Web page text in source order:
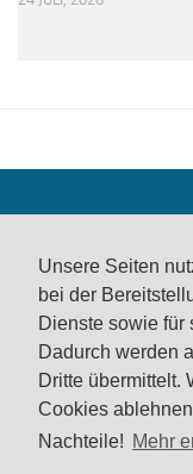
Unsere Seiten
bei der
Dienste sowie für
Dadurch werden
Dritte übermittelt.
Cookies
Nachteile! Mehr
Made in
Alle genannten
Medienangebotes sind
Rechteinhaber